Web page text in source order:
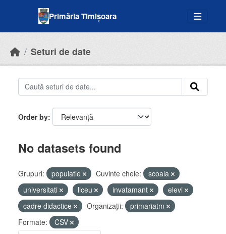
Primăria Timișoara
Seturi de date
Order by
No datasets found
Grupuri: populatie Cuvinte cheie:
scoala
universitati
liceu invatamant
elevi
cadre didactice
Organizații:
primariatm
Formate:
CSV